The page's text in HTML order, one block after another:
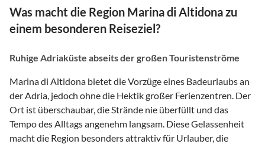
Was macht die Region Marina di Altidona zu
einem besonderen Reiseziel?
Ruhige Adriaküste abseits der großen Touristenströme
Marina di Altidona bietet die Vorzüge eines Badeurlaubs an
der Adria, jedoch ohne die Hektik großer Ferienzentren. Der
Ort ist überschaubar, die Strände nie überfüllt und das
Tempo des Alltags angenehm langsam. Diese Gelassenheit
macht die Region besonders attraktiv für Urlauber, die